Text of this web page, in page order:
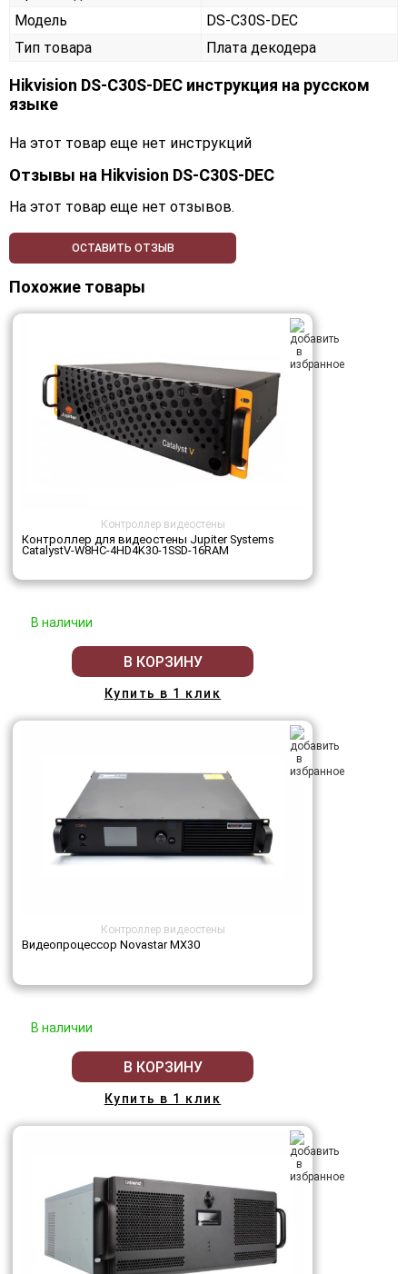
Модель
DS-C30S-DEC
Тип товара
Плата декодера
Hikvision DS-C30S-DEC инструкция на русском
языке
На этот товар еще нет инструкций
Отзывы на Hikvision DS-C30S-DEC
На этот товар еще нет отзывов.
ОСТАВИТЬ ОТЗЫВ
Похожие товары
Контроллер видеостены
Контроллер для видеостены Jupiter Systems
CatalystV-W8HC-4HD4K30-1SSD-16RAM
В наличии
В КОРЗИНУ
Купить в 1 клик
Контроллер видеостены
Видеопроцессор Novastar MX30
В наличии
В КОРЗИНУ
Купить в 1 клик